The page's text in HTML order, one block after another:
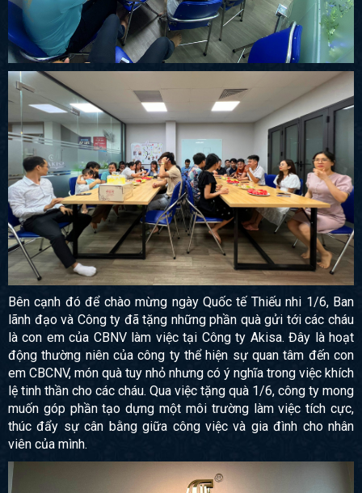
Bên cạnh đó để chào mừng ngày Quốc tế Thiếu nhi 1/6, Ban
lãnh đạo và Công ty đã tặng những phần quà gửi tới các cháu
là con em của CBNV làm việc tại Công ty Akisa. Đây là hoạt
động thường niên của công ty thể hiện sự quan tâm đến con
em CBCNV, món quà tuy nhỏ nhưng có ý nghĩa trong việc khích
lệ tinh thần cho các cháu. Qua việc tặng quà 1/6, công ty mong
muốn góp phần tạo dựng một môi trường làm việc tích cực,
thúc đẩy sự cân bằng giữa công việc và gia đình cho nhân
viên của mình.